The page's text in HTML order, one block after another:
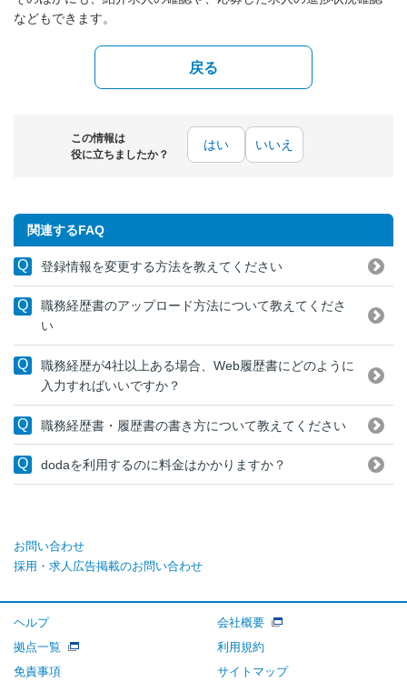
などもできます。
戻る
この情報は
役に立ちましたか？
はい いいえ
関連するFAQ
登録情報を変更する方法を教えてください
職務経歴書のアップロード方法について教えてくださ
い
職務経歴が4社以上ある場合、Web履歴書にどのように
入力すればいいですか？
職務経歴書・履歴書の書き方について教えてください
dodaを利用するのに料金はかかりますか？
お問い合わせ
採用・求人広告掲載のお問い合わせ
ヘルプ
会社概要
拠点一覧
利用規約
免責事項
サイトマップ